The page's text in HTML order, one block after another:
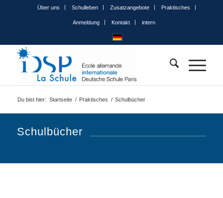
Über uns Schulleben Zusatzangebote Praktisches
Anmeldung Kontakt intern
Du bist hier: Startseite / Praktisches / Schulbücher
Schulbücher